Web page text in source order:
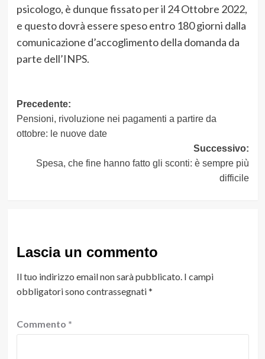
psicologo, è dunque fissato per il 24 Ottobre 2022,
e questo dovrà essere speso entro 180 giorni dalla
comunicazione d’accoglimento della domanda da
parte dell’INPS.
Navigazione
articolo
Precedente:
Pensioni, rivoluzione nei pagamenti a partire da
ottobre: le nuove date
Successivo:
Spesa, che fine hanno fatto gli sconti: è sempre più
difficile
Lascia un commento
Il tuo indirizzo email non sarà pubblicato. I campi
obbligatori sono contrassegnati*
Commento *